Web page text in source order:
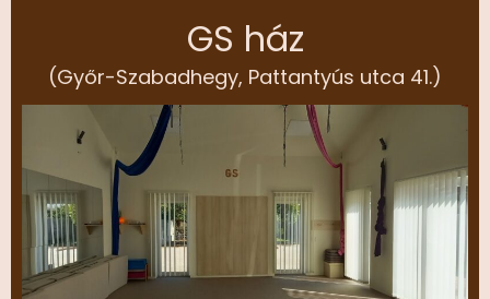
GS ház
(Győr-Szabadhegy, Pattantyús utca 41.)